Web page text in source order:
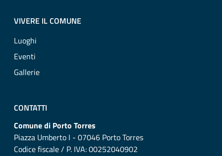
VIVERE IL COMUNE
Luoghi
Eventi
Gallerie
CONTATTI
Comune di Porto Torres
Piazza Umberto I - 07046 Porto Torres
Codice fiscale / P. IVA: 00252040902